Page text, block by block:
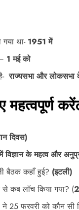
था-1951 में
1 मई को
है-राज्यसभा और
महत्‍वपूर्ण
दिवस)
विज्ञान के महत्‍व और
बैठक कहाँ हुई? (इटली)
से कब लॉच किया गया? (
फरवरी को कौन सी